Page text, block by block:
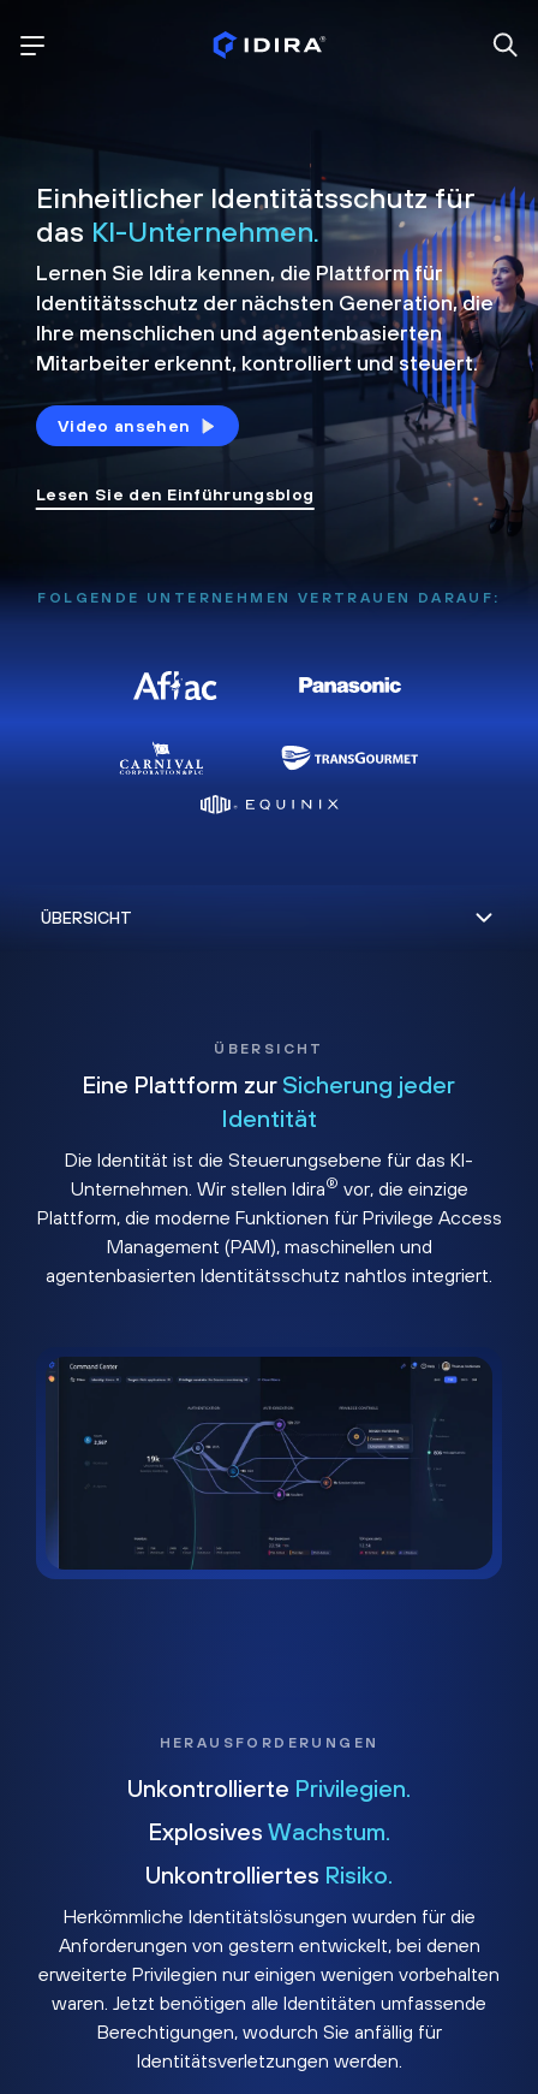
Einheitlicher Identitätsschutz für
das KI-Unternehmen.
Lernen Sie Idira kennen, die Plattformfür
Identitätsschutz der nächsten Generation, die
Ihre menschlichen und agentenbasierten
Mitarbeiter erkennt, kontrolliert undsteuert.
Video ansehen
Lesen Sie den Einführungsblog
FOLGENDE UNTERNEHMEN VERTRAUEN DARAUF:
ÜBERSICHT
Eine Plattform zur Sicherung jeder
Identität
Die Identität ist die Steuerungsebene für das KI-
Unternehmen. Wir stellen Idira® vor, die einzige
Plattform, die moderne Funktionen für Privilege Access
Management (PAM), maschinellen und
agentenbasierten Identitätsschutz nahtlos integriert.
HERAUSFORDERUNGEN
Unkontrollierte Privilegien.
Explosives Wachstum.
Unkontrolliertes Risiko.
Herkömmliche Identitätslösungen wurden für die
Anforderungen von gestern entwickelt, bei denen
erweiterte Privilegien nur einigen wenigen vorbehalten
waren. Jetzt benötigen alle Identitäten umfassende
Berechtigungen, wodurch Sie anfällig für
Identitätsverletzungen werden.